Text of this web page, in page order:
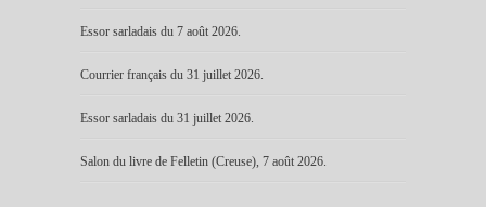
Essor sarladais du 7 août 2026.
Courrier français du 31 juillet 2026.
Essor sarladais du 31 juillet 2026.
Salon du livre de Felletin (Creuse), 7 août 2026.